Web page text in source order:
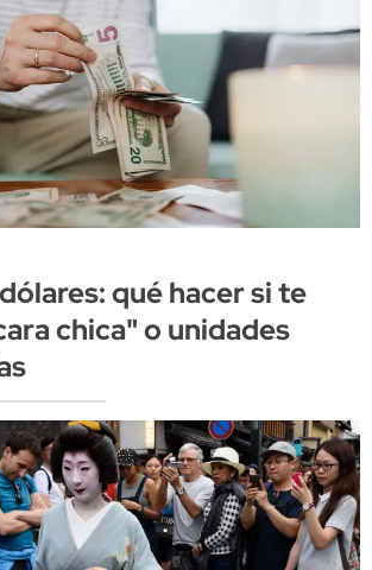
qué hacer si te
chica" o unidades